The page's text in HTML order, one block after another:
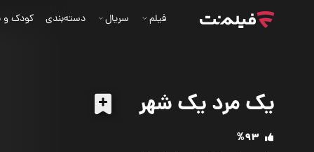
یک مرد یک شهر
%93
فیلم سریال دسته‌بندی کودک و